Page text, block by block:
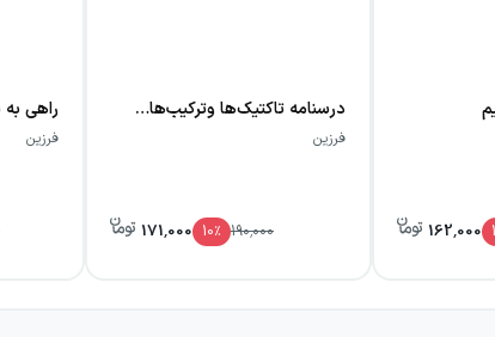
162,000
درسنامه تاکتیک‌ها وترکیب‌های شطرنج…
فرزین
190,000
10٪ 171,000
فرزین